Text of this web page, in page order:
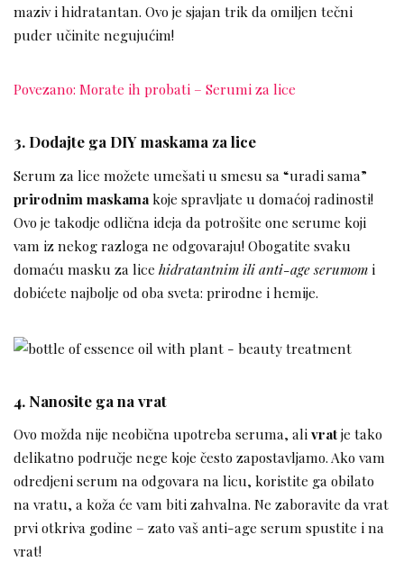
maziv i hidratantan. Ovo je sjajan trik da omiljen tečni
puder učinite negujućim!
Povezano: Morate ih probati – Serumi za lice
3. Dodajte ga DIY maskama za lice
Serum za lice možete umešati u smesu sa “uradi sama”
prirodnim maskamakoje spravljate u domaćoj radinosti!
Ovo je takodje odlična ideja da potrošite one serume koji
vam iz nekog razloga ne odgovaraju! Obogatite svaku
domaću masku za lice hidratantnim ili anti-age serumom i
dobićete najbolje od oba sveta: prirodne i hemije.
4. Nanosite ga na vrat
Ovo možda nije neobična upotreba seruma, alivratje tako
delikatno područje nege koje često zapostavljamo. Ako vam
odredjeni serum na odgovara na licu, koristite ga obilato
na vratu, a koža će vam biti zahvalna. Ne zaboravite da vrat
prvi otkriva godine – zato vaš anti-age serum spustite i na
vrat!